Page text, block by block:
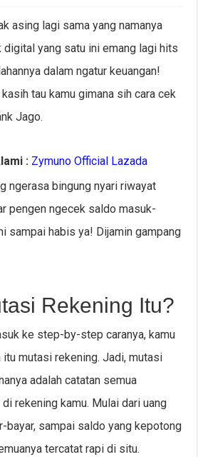
asing lagi sama yang namanya
digital yang satu ini emang lagi hits
dalam ngatur keuangan!
tau kamu gimana sih cara cek
Jago.
: Zymuno Official Lazada
ngerasa bingung nyari riwayat
pengen ngecek saldo masuk-
sampai habis ya! Dijamin gampang
Rekening Itu?
ke step-by-step caranya, kamu
itu mutasi rekening. Jadi, mutasi
adalah catatan semua
rekening kamu. Mulai dari uang
bayar, sampai saldo yang kepotong
tercatat rapi di situ.